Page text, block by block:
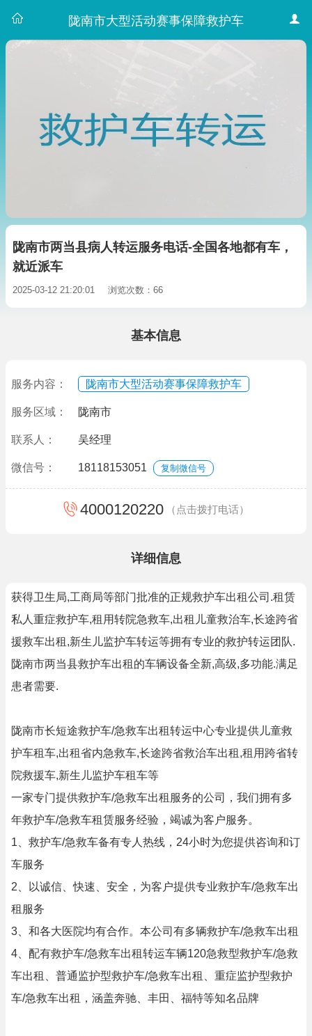
陇南市大型活动赛事保障救护车
陇南市两当县病人转运服务电话-全国各地都有车，
就近派车
2025-03-12 21:20:01 浏览次数：66
基本信息
服务内容： 陇南市大型活动赛事保障救护车
服务区域： 陇南市
联系人： 吴经理
微信号： 18118153051 复制微信号
4000120220 （点击拨打电话）
详细信息
获得卫生局,工商局等部门批准的正规救护车出租公司.租赁
私人重症救护车,租用转院急救车,出租儿童救治车,长途跨省
援救车出租,新生儿监护车转运等拥有专业的救护转运团队.
陇南市两当县救护车出租的车辆设备全新,高级,多功能.满足
患者需要.
陇南市长短途救护车/急救车出租转运中心专业提供儿童救
护车租车,出租省内急救车,长途跨省救治车出租,租用跨省转
院救援车,新生儿监护车租车等
一家专门提供救护车/急救车出租服务的公司，我们拥有多
年救护车/急救车租赁服务经验，竭诚为客户服务。
1、救护车/急救车备有专人热线，24小时为您提供咨询和订
车服务
2、以诚信、快速、安全，为客户提供专业救护车/急救车出
租服务
3、和各大医院均有合作。本公司有多辆救护车/急救车出租
4、配有救护车/急救车出租转运车辆120急救型救护车/急救
车出租、普通监护型救护车/急救车出租、重症监护型救护
车/急救车出租，涵盖奔驰、丰田、福特等知名品牌